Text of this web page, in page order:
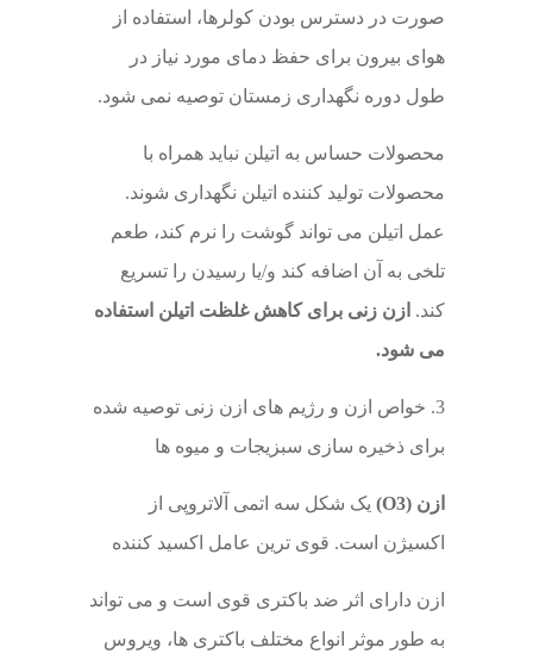
صورت در دسترس بودن کولرها، استفاده از
هوای بیرون برای حفظ دمای مورد نیاز در
طول دوره نگهداری زمستان توصیه نمی شود.
محصولات حساس به اتیلن نباید همراه با
محصولات تولید کننده اتیلن نگهداری شوند.
عمل اتیلن می تواند گوشت را نرم کند، طعم
تلخی به آن اضافه کند و/یا رسیدن را تسریع
کند. ازن زنی برای کاهش غلظت اتیلن استفاده
می شود.
3. خواص ازن و رژیم های ازن زنی توصیه شده
برای ذخیره سازی سبزیجات و میوه ها
ازن (O3)
یک شکل سه اتمی آلاتروپی از
اکسیژن است. قوی ترین عامل اکسید کننده
ازن دارای اثر ضد باکتری قوی است و می تواند
به طور موثر انواع مختلف باکتری ها، ویروس